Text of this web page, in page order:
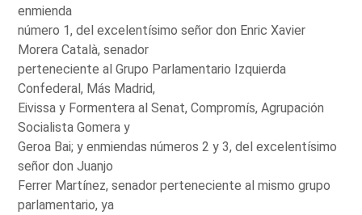
enmienda
número 1, del excelentísimo señor don Enric Xavier
Morera Català, senador
perteneciente al Grupo Parlamentario Izquierda
Confederal, Más Madrid,
Eivissa y Formentera al Senat, Compromís, Agrupación
Socialista Gomera y
Geroa Bai; y enmiendas números 2 y 3, del excelentísimo
señor don Juanjo
Ferrer Martínez, senador perteneciente al mismo grupo
parlamentario, ya